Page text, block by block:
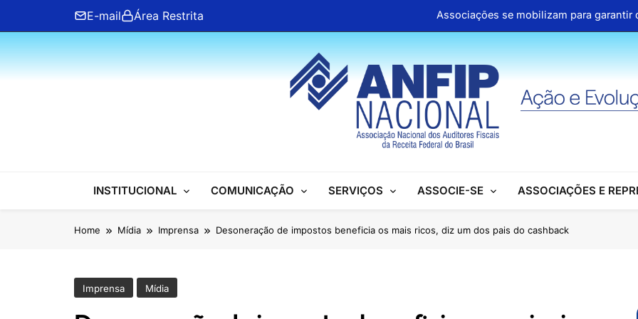
content
E-mail Área Restrita Associações se mobilizam para
ANFIP Nacional participa de
Cartilhas da Decipex estão
Associações se mobilizam para garantir
Cartilhas da Decipex estão
ANFIP Nacional
INSTITUCIONAL COMUNICAÇÃO SERVIÇOS ASSOCIE-SE ASSOCIAÇÕES E
Home Mídia Imprensa Desoneração de impostos beneficia os mais ricos, diz um dos pais do cashback
Imprensa Mídia